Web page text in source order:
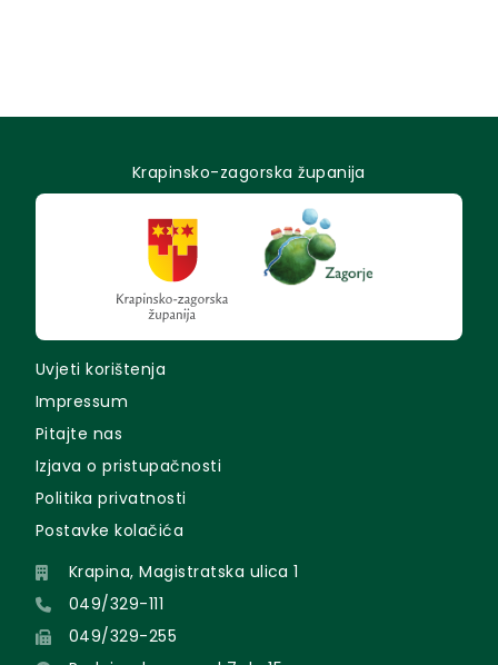
Krapinsko-zagorska županija
Uvjeti korištenja
Impressum
Pitajte nas
Izjava o pristupačnosti
Politika privatnosti
Postavke kolačića
Krapina, Magistratska ulica 1
049/329-111
049/329-255